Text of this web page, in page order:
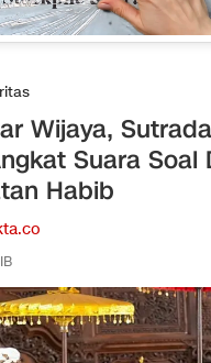
Wijaya,
Suara Soal
Habib